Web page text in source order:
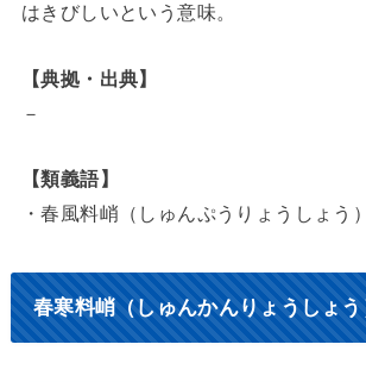
はきびしいという意味。
【典拠・出典】
－
【類義語】
・春風料峭（しゅんぷうりょうしょう）
春寒料峭（しゅんかんりょうしょ